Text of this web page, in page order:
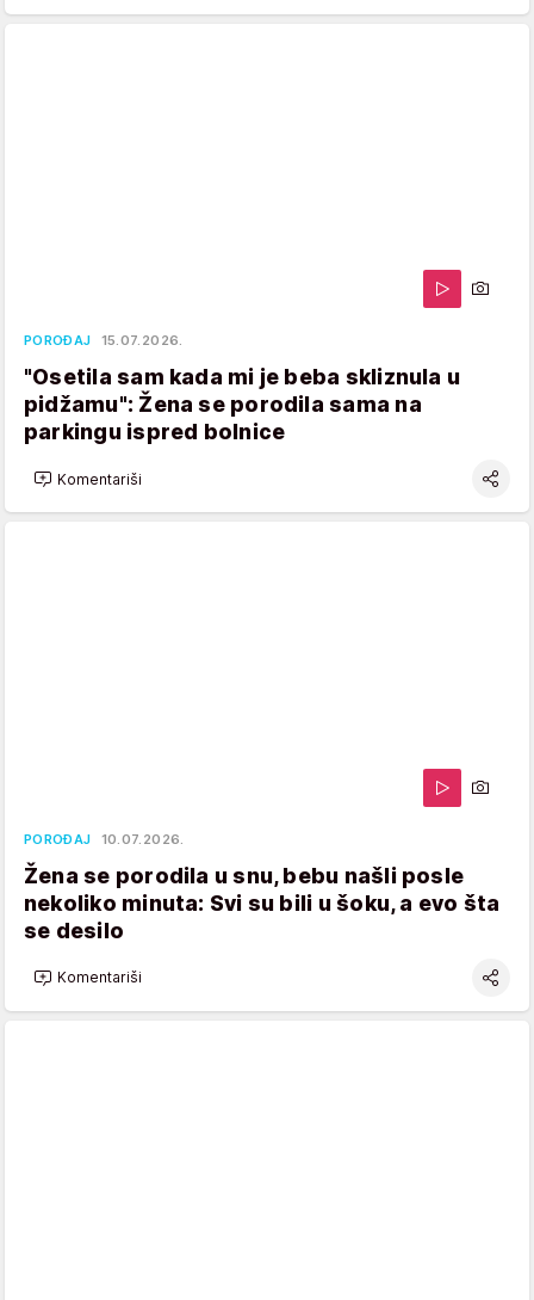
POROĐAJ 15.07.2026.
"Osetila sam kada mi je beba skliznula u
pidžamu": Žena se porodila sama na
parkingu ispred bolnice
Komentariši
POROĐAJ 10.07.2026.
Žena se porodila u snu, bebu našli posle
nekoliko minuta: Svi su bili u šoku, a evo šta
se desilo
Komentariši